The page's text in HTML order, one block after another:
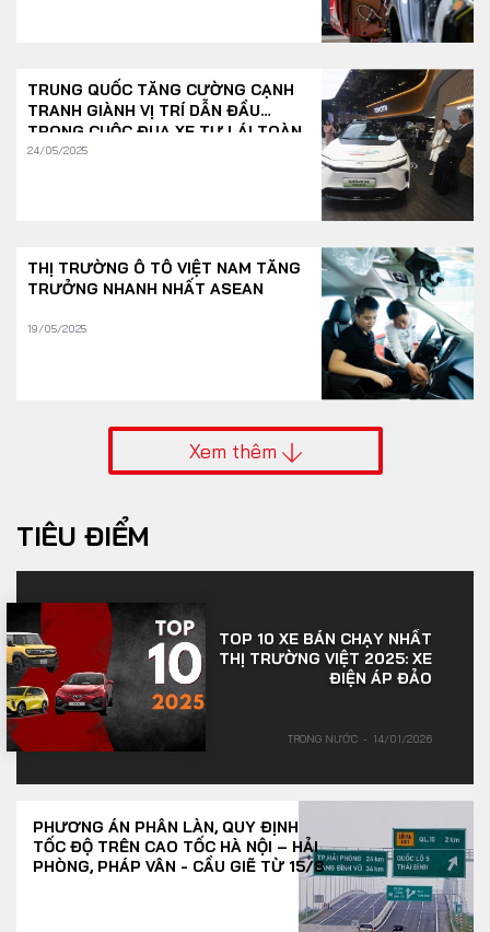
TRUNG QUỐC TĂNG CƯỜNG CẠNH
TRANH GIÀNH VỊ TRÍ DẪN ĐẦU
TRONG CUỘC ĐUA XE TỰ LÁI TOÀN
CẦU
24/05/2025
THỊ TRƯỜNG Ô TÔ VIỆT NAM TĂNG
TRƯỞNG NHANH NHẤT ASEAN
19/05/2025
Xem thêm
TIÊU ĐIỂM
TOP 10 XE BÁN CHẠY NHẤT
THỊ TRƯỜNG VIỆT 2025: XE
ĐIỆN ÁP ĐẢO
TRONG NƯỚC 14/01/2026
PHƯƠNG ÁN PHÂN LÀN, QUY ĐỊNH
TỐC ĐỘ TRÊN CAO TỐC HÀ NỘI – HẢI
PHÒNG, PHÁP VÂN - CẦU GIẼ TỪ 15/8